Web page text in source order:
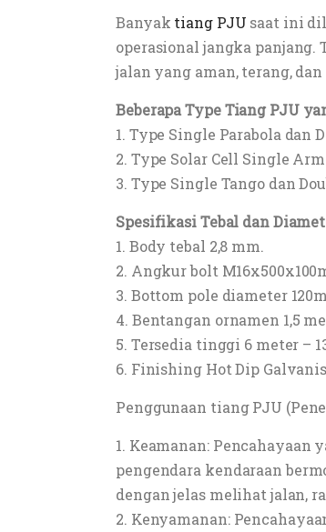
Banyak tiang PJU saat ini
operasional jangka
jalan yang aman, terang,
Beberapa Type Tiang PJU
1. Type Single Parabola dan
2. Type Solar Cell Single
3. Type Single Tango dan
Spesifikasi Tebal dan
1. Body tebal 2,8 mm.
2. Angkur bolt
3. Bottom pole diameter
4. Bentangan ornamen 1,5
5. Tersedia tinggi 6 meter –
6. Finishing Hot Dip
Penggunaan tiang PJU
1. Keamanan:
pengendara kendaraan
dengan jelas melihat jalan,
2. Kenyamanan: